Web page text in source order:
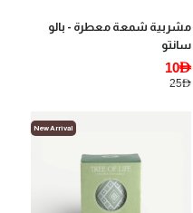
مشربية شمعة معطرة - بالو
سانتو
10AED
25AED
New Arrival